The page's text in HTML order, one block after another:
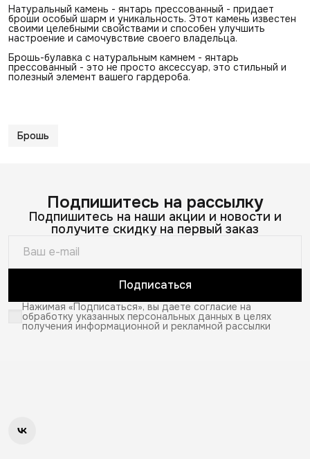
Натуральный камень - янтарь прессованный - придает
броши особый шарм и уникальность. Этот камень известен
своими целебными свойствами и способен улучшить
настроение и самочувствие своего владельца.
Брошь-булавка с натуральным камнем - янтарь
прессованный - это не просто аксессуар, это стильный и
полезный элемент вашего гардероба.
Брошь
Подпишитесь на рассылку
Подпишитесь на наши акции и новости и
получите скидку на первый заказ
Подписаться
Нажимая «Подписаться», вы даете согласие на
обработку указанных персональных данных в целях
получения информационной и рекламной рассылки